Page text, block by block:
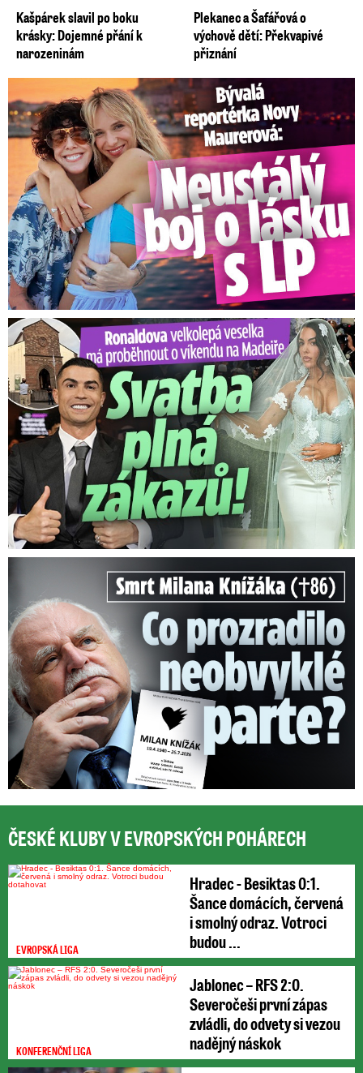
Kašpárek slavil po boku
krásky: Dojemné přání k
narozeninám
Plekanec a Šafářová o
výchově dětí: Překvapivé
přiznání
Bývalá reportérka Novy Maurerová: Neustálý boj o lásku s ...
Ronaldova velkolepá veselka na Madeiře: Svatba plná zákazů!
Smrt Milana Knížáka (†86): Co prozradilo neobvyklé parte?
ČESKÉ KLUBY V EVROPSKÝCH POHÁRECH
EVROPSKÁ LIGA
Hradec - Besiktas 0:1.
Šance domácích, červená
i smolný odraz. Votroci
budou ...
KONFERENČNÍ LIGA
Jablonec – RFS 2:0.
Severočeši první zápas
zvládli, do odvety si vezou
nadějný náskok